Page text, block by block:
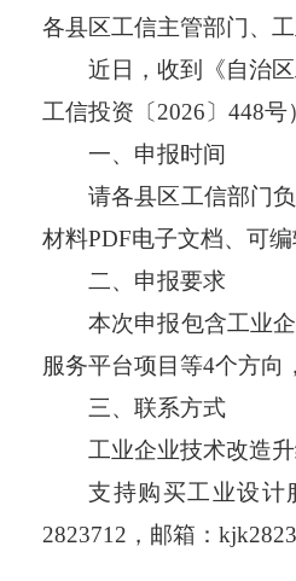
各县区工信主管部门、工
近日，收到《自治
工信投资 〔2026〕448号
一、申报时间
请各县区工信部门
材料PDF电子文档、可
二、申报要求
本次申报包含工业
服务平台项目等4个方向
三、联系方式
工业企业技术改造
支持购买工业设计
2823712 ，邮箱：